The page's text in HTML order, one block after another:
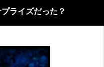
ライズだった？